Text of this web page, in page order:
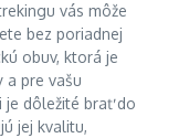
vás môže
bez poriadnej
obuv, ktorá je
a pre vašu
je dôležité brať do
jej kvalitu,